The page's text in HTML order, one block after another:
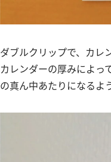
ダブルクリップで、カレ
カレンダーの厚みによっ
の真ん中あたりになるよ